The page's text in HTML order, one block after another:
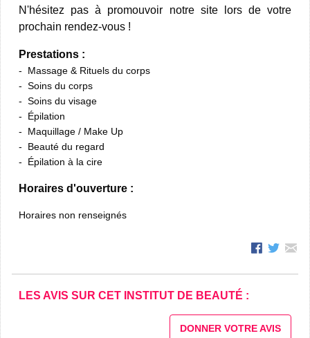
N'hésitez pas à promouvoir notre site lors de votre
prochain rendez-vous !
Prestations :
Massage & Rituels du corps
Soins du corps
Soins du visage
Épilation
Maquillage / Make Up
Beauté du regard
Épilation à la cire
Horaires d'ouverture :
Horaires non renseignés
LES AVIS SUR CET INSTITUT DE BEAUTÉ :
DONNER VOTRE AVIS